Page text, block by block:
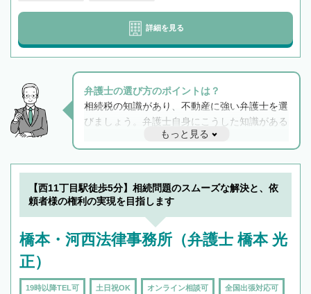
詳細を見る
弁護士の選び方のポイントは？
相続税の知識があり、不動産に強い弁護士を選
びましょう。弁護士自身にこうした知識がある
と他士業との連携もスムーズに進み、トラブル
解決のみならず相続をトータルで任せることが
できます。また、相続は感情がからむ分野なの
でフィーリングも重要です。実際に電話や面談
で複数の弁護士と会話をしてウマが合う方に依
もっと見る
【西11丁目駅徒歩5分】相続問題のスムーズな解決と、依
頼者様の権利の実現を目指します
橋本・河西法律事務所（弁護士 橋本 光
正）
19時以降TEL可 土日祝OK オンライン相談可 全国出張対応可